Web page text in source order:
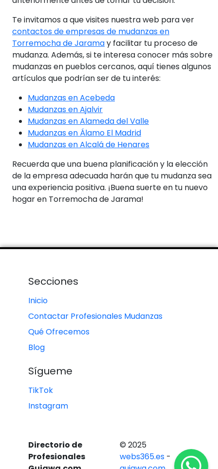
Te invitamos a que visites nuestra web para ver
contactos de empresas de mudanzas en
Torremocha de Jaramay facilitar tu proceso de
mudanza. Además, si te interesa conocer más sobre
mudanzas en pueblos cercanos, aquí tienes algunos
artículos que podrían ser de tu interés:
Mudanzas en Acebeda
Mudanzas en Ajalvir
Mudanzas en Alameda del Valle
Mudanzas en Álamo El Madrid
Mudanzas en Alcalá de Henares
Recuerda que una buena planificación y la elección
de la empresa adecuada harán que tu mudanza sea
una experiencia positiva. ¡Buena suerte en tu nuevo
hogar en Torremocha de Jarama!
Secciones
Inicio
Contactar Profesionales Mudanzas
Qué Ofrecemos
Blog
Sígueme
TikTok
Instagram
Directorio de
Profesionales
© 2025
webs365.es -